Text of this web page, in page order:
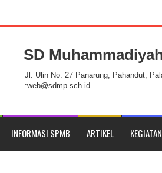
Palangka Raya
SD
Jl. Ulin No. 27 Panarung, Pahandut,
:web@sdmp.sch.id
INFORMASI SPMB ARTIKEL KEGIATAN